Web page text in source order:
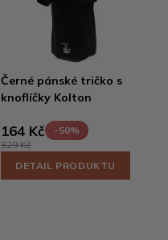
Černé pánské tričko s
knoflíčky Kolton
164 Kč
-50%
329 Kč
DETAIL PRODUKTU